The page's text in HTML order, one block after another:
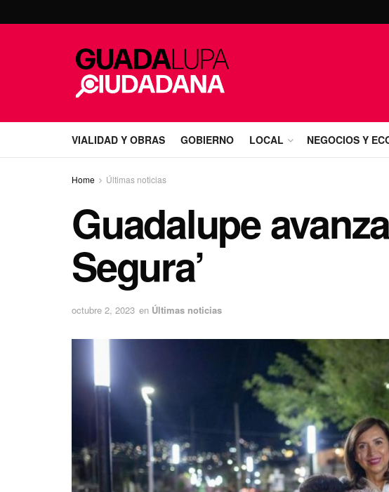
VIALIDAD Y OBRAS GOBIERNO LOCAL NEGOCIOS Y
Home Últimas noticias
Guadalupe
Segura’
octubre 2, 2023 en Últimas noticias